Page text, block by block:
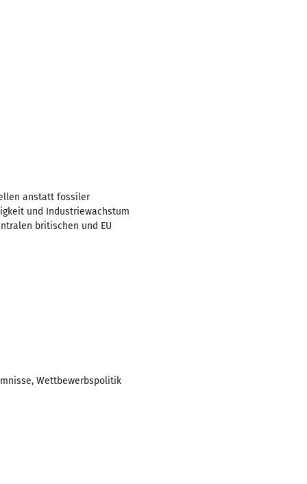
anstatt fossiler
und Industriewachstum
britischen und EU
Wettbewerbspolitik